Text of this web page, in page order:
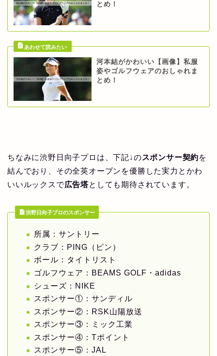
とめ！
河本結がかわいい【画像】私服
姿やゴルフウェアのおしゃれま
とめ！
ちなみに渋野日向子プロは、下記↓のスポンサー契約を
結んでおり、その全英オープンを優勝した実力とかわ
いいルックスで広告塔としても期待されています。
渋野日向子プロのスポンサー
所属：サントリー
クラブ：PING（ピン）
ボール：タイトリスト
ゴルフウェア：BEAMS GOLF・adidas
シューズ：NIKE
スポンサー①：サンディル
スポンサー②：RSK山陽放送
スポンサー③：ミック工業
スポンサー④：Tポイント
スポンサー⑤：JAL